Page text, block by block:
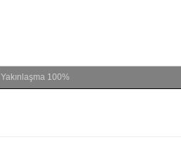
Yakınlaşma 100%